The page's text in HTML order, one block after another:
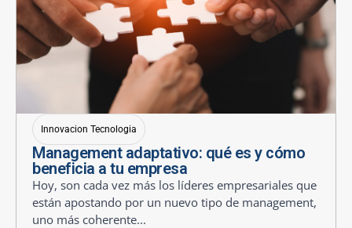
Innovacion Tecnologia
Management adaptativo: qué es y cómo
beneficia a tu empresa
Hoy, son cada vez más los líderes empresariales que
están apostando por un nuevo tipo de management,
uno más coherente...